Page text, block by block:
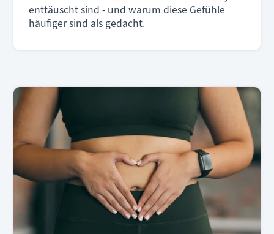
enttäuscht sind - und warum diese Gefühle
häufiger sind als gedacht.